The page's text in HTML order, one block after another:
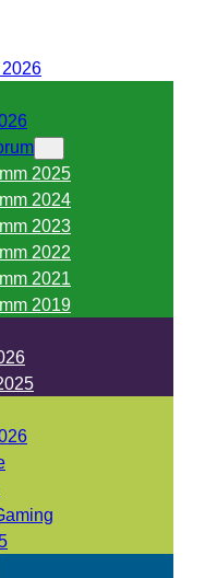
2025
2024
2023
2022
2021
2019